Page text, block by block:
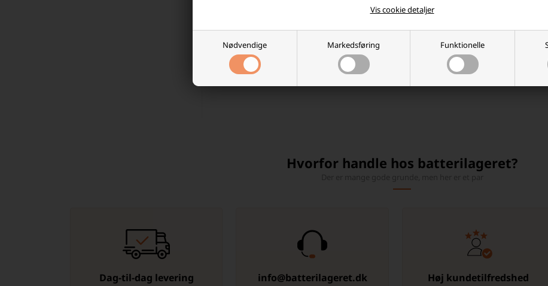
Nødvendige Markedsføring Funktionelle
Vis cookie detaljer
-
Hvorfor handle hos batterilageret?
Dag-til-dag levering info@batterilageret.dk Høj kundetilfredshed